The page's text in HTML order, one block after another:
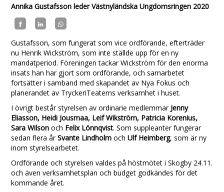
Annika Gustafsson leder Västnyländska Ungdomsringen 2020
Gustafsson, som fungerat som vice ordförande, efterträder
nu Henrik Wickström, som inte ställde upp för en ny
mandatperiod. Föreningen tackar Wickström för den enorma
insats han har gjort som ordförande, och samarbetet
fortsätter i samband med skapandet av Nya Fokus och
planerandet av TryckeriTeaterns verksamhet i huset.
I övrigt består styrelsen av ordinarie medlemmar Jenny
Eliasson, Heidi Jousmaa, Leif Wikström, Patricia Korenius,
Sara Wilsonoch Felix Lönnqvist. Som suppleanter fungerar
sedan flera årSvante Lindholmoch Ulf Heimberg, som är ny
inom styrelsearbetet.
Ordförande och styrelsen valdes på höstmötet i Skogby 24.11.
och även verksamhetsplan och budget godkändes för det
kommande året.